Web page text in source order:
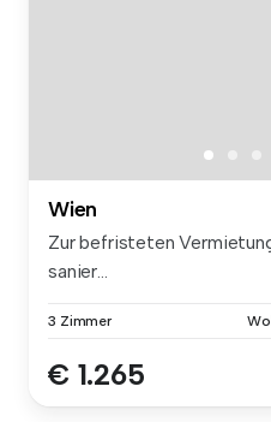
Wien
Zur befristeten
sanier...
3 Zimmer
€ 1.265